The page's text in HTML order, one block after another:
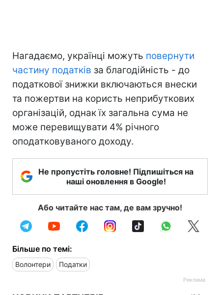
Нагадаємо, українці можуть повернути
частину податків за благодійність - до
податкової знижки включаються внески
та пожертви на користь неприбуткових
організацій, однак їх загальна сума не
може перевищувати 4% річного
оподатковуваного доходу.
Не пропустіть головне! Підпишіться на
наші оновлення в Google!
Або читайте нас там, де вам зручно!
Більше по темі:
Волонтери Податки